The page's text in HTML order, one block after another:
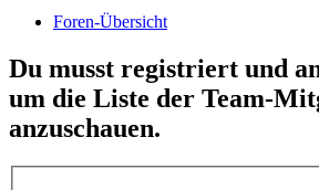
Foren-Übersicht
Du musst registriert und
um die Liste der Team-
anzuschauen.